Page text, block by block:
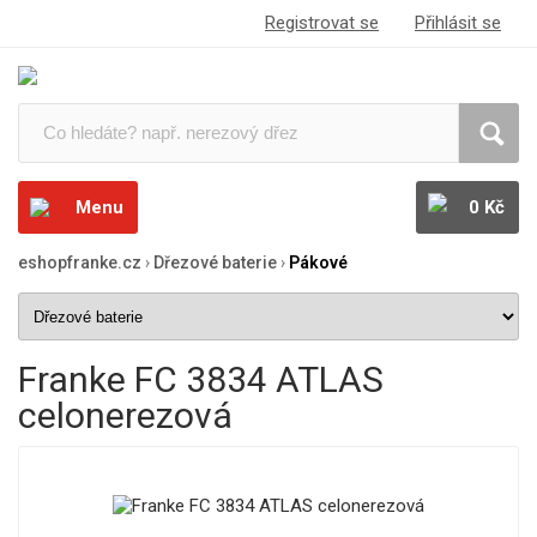
Registrovat se Přihlásit se
Menu 0 Kč
eshopfranke.cz › Dřezové baterie› Pákové
Franke FC 3834 ATLAS
celonerezová